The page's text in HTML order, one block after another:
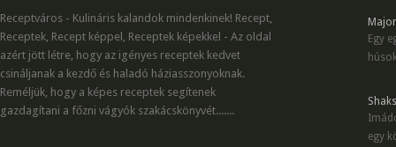
Receptváros - Kulináris kalandok mindenkinek! Recept,
Receptek, Recept képpel, Receptek képekkel - Az oldal
azért jött létre, hogy az igényes receptek kedvet
csináljanak a kezdő és haladó háziasszonyoknak.
Reméljük, hogy a képes receptek segítenek
gazdagítani a főzni vágyók szakácskönyvét.......
Egy
egy